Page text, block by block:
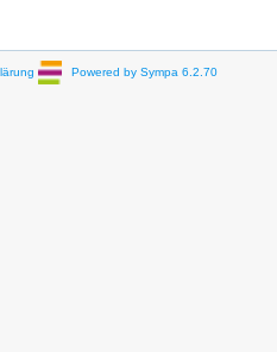
Powered by Sympa 6.2.70